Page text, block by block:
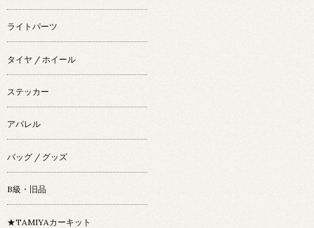
ライトパーツ
タイヤ / ホイール
ステッカー
アパレル
バッグ / グッズ
B級・旧品
★TAMIYAカーキット